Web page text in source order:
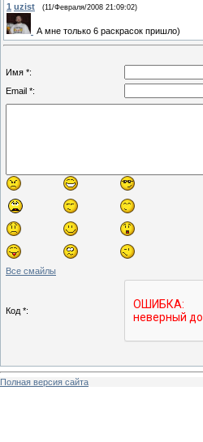
1 uzist (11/Февраля/2008 21:09:02)
А мне только 6 раскрасок пришло)
Имя *:
Email *:
Все смайлы
Код *:
Полная версия сайта